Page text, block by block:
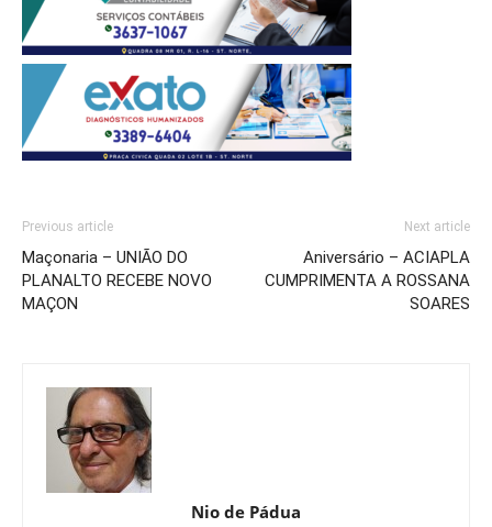
Previous article
Maçonaria – UNIÃO DO
PLANALTO RECEBE NOVO
MAÇON
Next article
Aniversário – ACIAPLA
CUMPRIMENTA A ROSSANA
SOARES
Nio de Pádua